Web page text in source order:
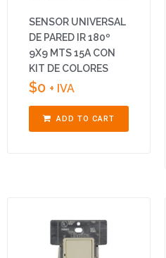
SENSOR UNIVERSAL
DE PARED IR 180º
9X9 MTS 15A CON
KIT DE COLORES
$0 + IVA
ADD TO CART